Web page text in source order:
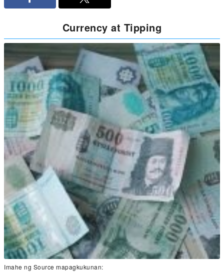
Currency at Tipping
Imahe ng Source mapagkukunan: